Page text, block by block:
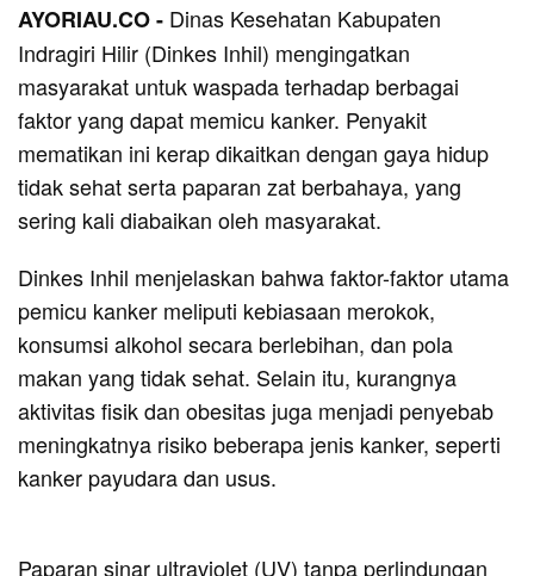
AYORIAU.CO - Dinas Kesehatan Kabupaten
Indragiri Hilir (Dinkes Inhil) mengingatkan
masyarakat untuk waspada terhadap berbagai
faktor yang dapat memicu kanker. Penyakit
mematikan ini kerap dikaitkan dengan gaya hidup
tidak sehat serta paparan zat berbahaya, yang
sering kali diabaikan oleh masyarakat.
Dinkes Inhil menjelaskan bahwa faktor-faktor utama
pemicu kanker meliputi kebiasaan merokok,
konsumsi alkohol secara berlebihan, dan pola
makan yang tidak sehat. Selain itu, kurangnya
aktivitas fisik dan obesitas juga menjadi penyebab
meningkatnya risiko beberapa jenis kanker, seperti
kanker payudara dan usus.
Paparan sinar ultraviolet (UV) tanpa perlindungan